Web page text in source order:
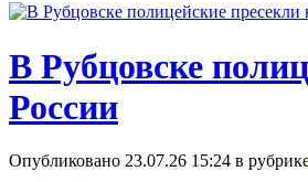
В Рубцовске
России
Опубликовано 23.07.26 15:24 в